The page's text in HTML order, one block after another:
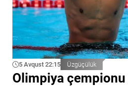
5 Avqust 22:15 Üzgüçülük
Olimpiya çempionu